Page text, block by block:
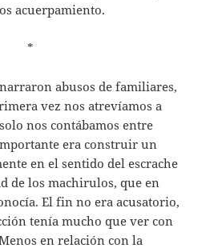
acuerpamiento.
*
abusos de familiares,
vez nos atrevíamos a
nos contábamos entre
era construir un
en el sentido del escrache
de los machirulos, que en
El fin no era acusatorio,
tenía mucho que ver con
en relación con la